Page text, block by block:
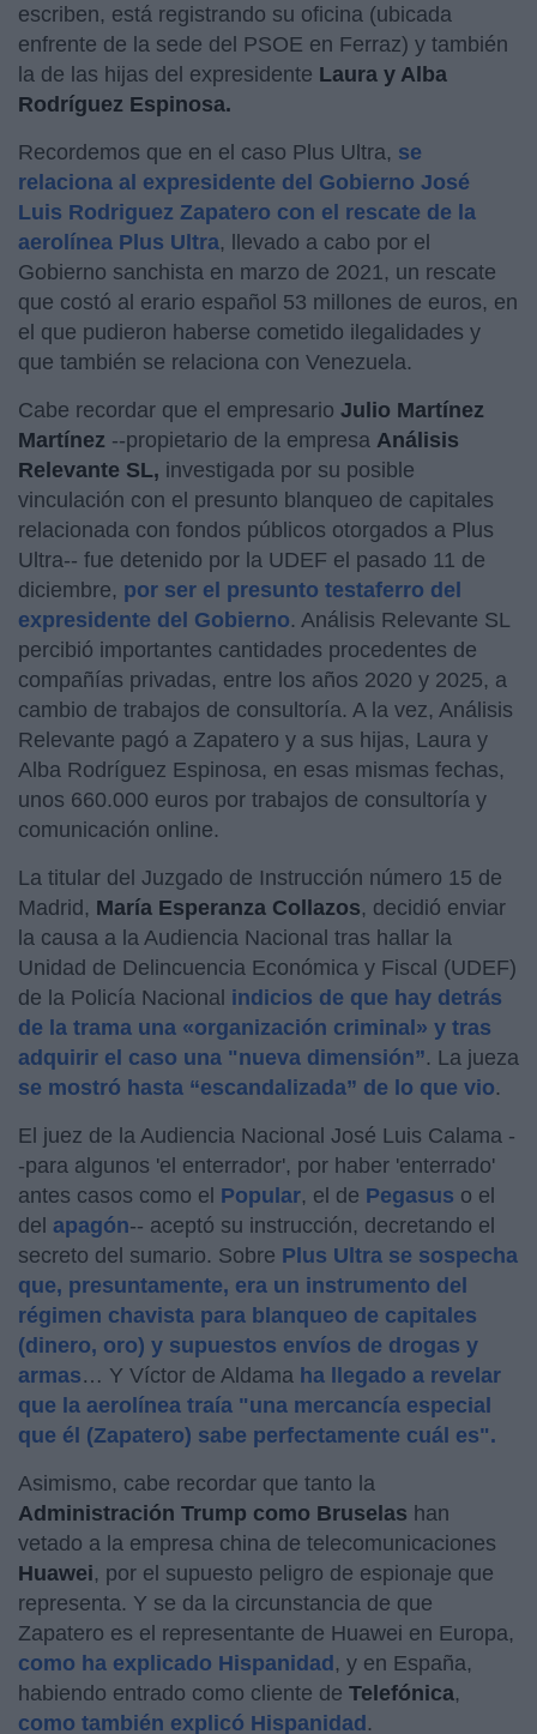
escriben, está registrando su oficina (ubicada
enfrente de la sede del PSOE en Ferraz) y también
la de las hijas del expresidente Laura y Alba
Rodríguez Espinosa.
Recordemos que en el caso Plus Ultra, se
relaciona al expresidente del Gobierno José
Luis Rodriguez Zapatero con el rescate de la
aerolínea Plus Ultra, llevado a cabo por el
Gobierno sanchista en marzo de 2021, un rescate
que costó al erario español 53 millones de euros, en
el que pudieron haberse cometido ilegalidades y
que también se relaciona con Venezuela.
Cabe recordar que el empresario Julio Martínez
Martínez --propietario de la empresa Análisis
Relevante SL, investigada por su posible
vinculación con el presunto blanqueo de capitales
relacionada con fondos públicos otorgados a Plus
Ultra-- fue detenido por la UDEF el pasado 11 de
diciembre, por ser el presunto testaferro del
expresidente del Gobierno. Análisis Relevante SL
percibió importantes cantidades procedentes de
compañías privadas, entre los años 2020 y 2025, a
cambio de trabajos de consultoría. A la vez, Análisis
Relevante pagó a Zapatero y a sus hijas, Laura y
Alba Rodríguez Espinosa, en esas mismas fechas,
unos 660.000 euros por trabajos de consultoría y
comunicación online.
La titular del Juzgado de Instrucción número 15 de
Madrid, María Esperanza Collazos, decidió enviar
la causa a la Audiencia Nacional tras hallar la
Unidad de Delincuencia Económica y Fiscal (UDEF)
de la Policía Nacional indicios de que hay detrás
de la trama una «organización criminal» y tras
adquirir el caso una "nueva dimensión”. La jueza
se mostró hasta “escandalizada” de lo que vio.
El juez de la Audiencia Nacional José Luis Calama -
-para algunos 'el enterrador', por haber 'enterrado'
antes casos como el Popular, el de Pegasus o el
del apagón-- aceptó su instrucción, decretando el
secreto del sumario. Sobre Plus Ultra se sospecha
que, presuntamente, era un instrumento del
régimen chavista para blanqueo de capitales
(dinero, oro) y supuestos envíos de drogas y
armas… Y Víctor de Aldama ha llegado a revelar
que la aerolínea traía "una mercancía especial
que él (Zapatero) sabe perfectamente cuál es".
Asimismo, cabe recordar que tanto la
Administración Trump como Bruselas han
vetado a la empresa china de telecomunicaciones
Huawei, por el supuesto peligro de espionaje que
representa. Y se da la circunstancia de que
Zapatero es el representante de Huawei en Europa,
como ha explicado Hispanidad, y en España,
habiendo entrado como cliente de Telefónica,
como también explicó Hispanidad.